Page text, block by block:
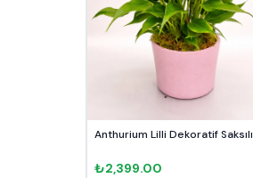
Anthurium Lilli Dekoratif Saksılı
₺2,399.00